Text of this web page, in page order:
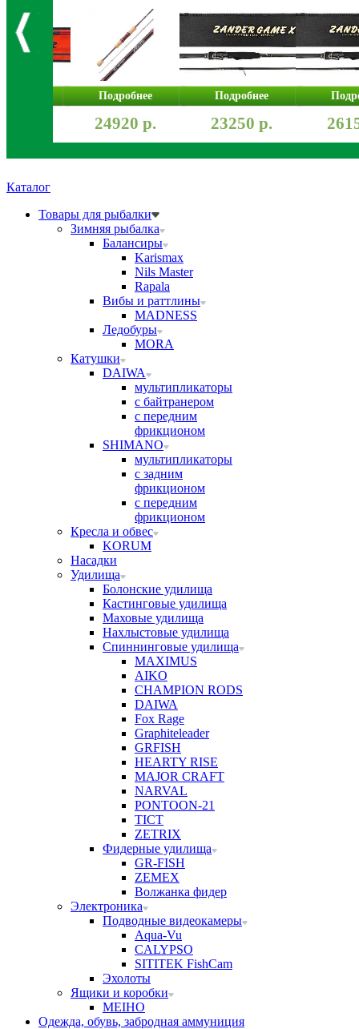
Подробнее
24920 р.
Подробнее
23250 р.
Каталог
Товары для рыбалки
Зимняя рыбалка
Балансиры
Karismax
Nils Master
Rapala
Вибы и раттлины
MADNESS
Ледобуры
MORA
Катушки
DAIWA
мультипликаторы
с байтранером
с передним
фрикционом
SHIMANO
мультипликаторы
с задним
фрикционом
с передним
фрикционом
Кресла и обвес
KORUM
Насадки
Удилища
Болонские удилища
Кастинговые удилища
Маховые удилища
Нахлыстовые удилища
Спиннинговые удилища
MAXIMUS
AIKO
CHAMPION RODS
DAIWA
Fox Rage
Graphiteleader
GRFISH
HEARTY RISE
MAJOR CRAFT
NARVAL
PONTOON-21
TICT
ZETRIX
Фидерные удилища
GR-FISH
ZEMEX
Волжанка фидер
Электроника
Подводные видеокамеры
Aqua-Vu
CALYPSO
SITITEK FishCam
Эхолоты
Ящики и коробки
MEIHO
Одежда, обувь, забродная аммуниция